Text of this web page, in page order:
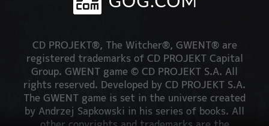
CD PROJEKT®, The Witcher®, GWENT® are
registered trademarks of CD PROJEKT Capital
Group. GWENT game © CD PROJEKT S.A. All
rights reserved. Developed by CD PROJEKT S.A.
The GWENT game is set in the universe created
by Andrzej Sapkowski in his series of books. All